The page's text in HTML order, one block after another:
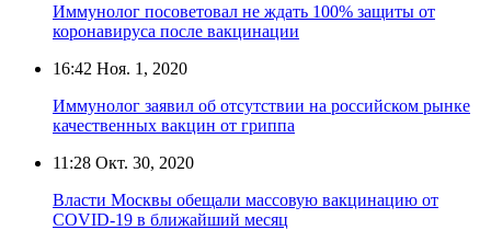
Иммунолог посоветовал не ждать 100% защиты от
коронавируса после вакцинации
16:42 Ноя. 1, 2020
Иммунолог заявил об отсутствии на российском рынке
качественных вакцин от гриппа
11:28 Окт. 30, 2020
Власти Москвы обещали массовую вакцинацию от
COVID-19 в ближайший месяц